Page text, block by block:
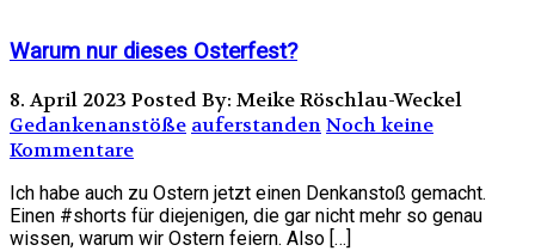
Warum nur dieses Osterfest?
8. April 2023 Posted By: Meike Röschlau-Weckel
Gedankenanstöße auferstandenNoch keine
Kommentare
Ich habe auch zu Ostern jetzt einen Denkanstoß gemacht.
Einen #shorts für diejenigen, die gar nicht mehr so genau
wissen, warum wir Ostern feiern. Also […]